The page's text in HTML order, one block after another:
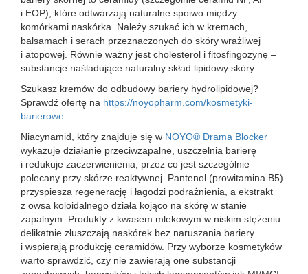
i EOP), które odtwarzają naturalne spoiwo między
komórkami naskórka. Należy szukać ich w kremach,
balsamach i serach przeznaczonych do skóry wrażliwej
i atopowej. Równie ważny jest cholesterol i fitosfingozynę –
substancje naśladujące naturalny skład lipidowy skóry.
Szukasz kremów do odbudowy bariery hydrolipidowej?
Sprawdź ofertę na https://noyopharm.com/kosmetyki-
barierowe
Niacynamid, który znajduje się w NOYO® Drama Blocker
wykazuje działanie przeciwzapalne, uszczelnia barierę
i redukuje zaczerwienienia, przez co jest szczególnie
polecany przy skórze reaktywnej. Pantenol (prowitamina B5)
przyspiesza regenerację i łagodzi podrażnienia, a ekstrakt
z owsa koloidalnego działa kojąco na skórę w stanie
zapalnym. Produkty z kwasem mlekowym w niskim stężeniu
delikatnie złuszczają naskórek bez naruszania bariery
i wspierają produkcję ceramidów. Przy wyborze kosmetyków
warto sprawdzić, czy nie zawierają one substancji